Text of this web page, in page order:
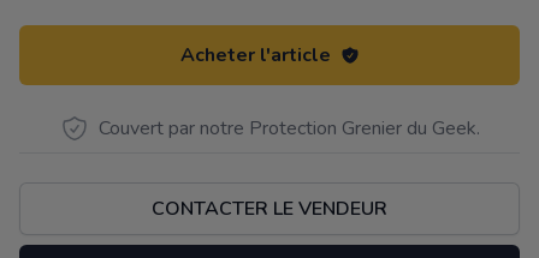
Acheter l'article
Couvert par notre Protection Grenier du Geek.
CONTACTER LE VENDEUR